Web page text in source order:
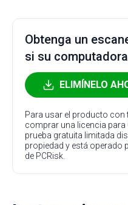
Obtenga un
si su
ELIMÍNELO
Para usar el producto
comprar una licencia para
prueba gratuita limitada
propiedad y está operado
de PCRisk.